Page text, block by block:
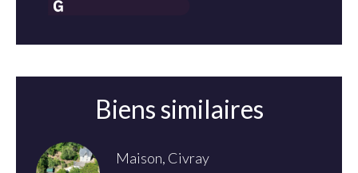
Biens similaires
Maison, Civray